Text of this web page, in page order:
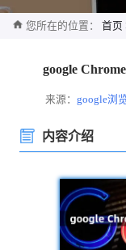
您所在的位置： 首页
google
来源：google浏
内容介绍